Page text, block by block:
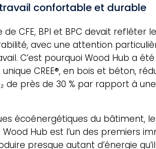
confortable et durable
de CFE, BPI et BPC devait refléter
avec une attention
C’est pourquoi Wood Hub a
CREE®, en bois et béton,
de près de 30 % par rapport à
écoénergétiques du bâtiment,
Wood Hub est l’un des premiers
presque autant d’énergie